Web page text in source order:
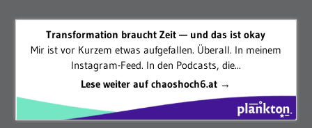
Transformation braucht Zeit — und das ist okay
Mir ist vor Kurzem etwas aufgefallen. Überall. In meinem
Instagram-Feed. In den Podcasts, die...
Lese weiter auf chaoshoch6.at →